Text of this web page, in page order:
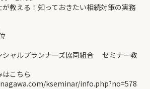
教える！知っておきたい相続対策の実務
ャルプランナーズ協同組合 セミナー教
こちら
kseminar/info.php?no=578